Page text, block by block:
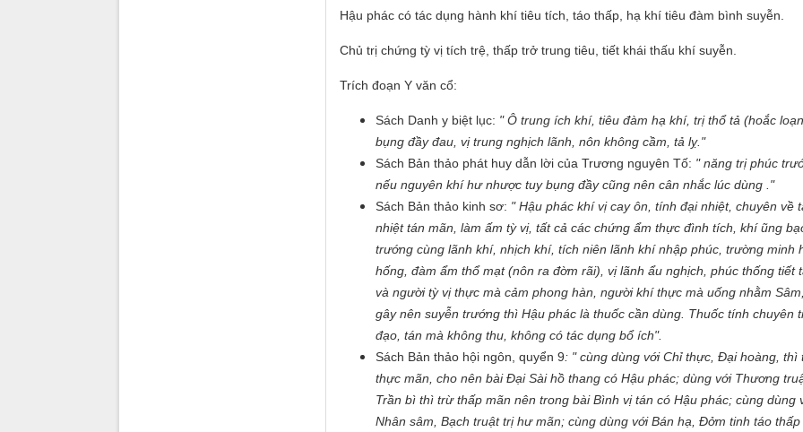
Hậu phác có tác dụng hành khí tiêu tích, táo thấp, hạ khí tiêu đàm bình suyễn.
Chủ trị chứng tỳ vị tích trệ, thấp trở trung tiêu, tiết khái thấu khí suyễn.
Trích đoạn Y văn cổ:
Sách Danh y biệt lục: " Ô trung ích khí, tiêu đàm hạ khí, trị thổ tả (hoắc
bụng đầy đau, vị trung nghịch lãnh, nôn không cầm, tả lỵ."
Sách Bản thảo phát huy dẫn lời của Trương nguyên Tố: " năng trị phúc
nếu nguyên khí hư nhược tuy bụng đầy cũng nên cân nhắc lúc dùng ."
Sách Bản thảo kinh sơ: " Hậu phác khí vị cay ôn, tính đại nhiệt, chuyên về
nhiệt tán mãn, làm ấm tỳ vị, tất cả các chứng ẩm thực đình tích, khí ũng
trướng cùng lãnh khí, nhịch khí, tích niên lãnh khí nhập phúc, trường minh
hống, đàm ẩm thổ mạt (nôn ra đờm rãi), vị lãnh ẩu nghịch, phúc thống tiết
và người tỳ vị thực mà cảm phong hàn, người khí thực mà uống nhằm
gây nên suyễn trướng thì Hậu phác là thuốc cần dùng. Thuốc tính chuyên
đạo, tán mà không thu, không có tác dụng bổ ích".
Sách Bản thảo hội ngôn, quyển 9: " cùng dùng với Chỉ thực, Đại hoàng, thì
thực mãn, cho nên bài Đại Sài hồ thang có Hậu phác; dùng với Thương
Trần bì thì trừ thấp mãn nên trong bài Bình vị tán có Hậu phác; cùng dùng
Nhân sâm, Bạch truật trị hư mãn; cùng dùng với Bán hạ, Đởm tinh táo thấp